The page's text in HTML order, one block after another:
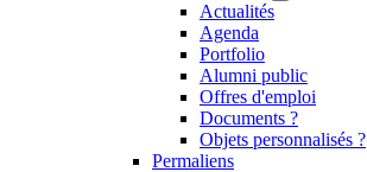
Actualités
Agenda
Portfolio
Alumni public
Offres d'emploi
Documents ?
Objets personnalisés ?
Permaliens